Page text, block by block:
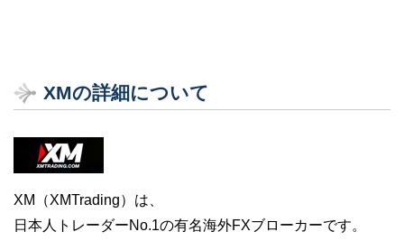
XMの詳細について
XM（XMTrading）は、
日本人トレーダーNo.1の有名海外FXブローカーです。